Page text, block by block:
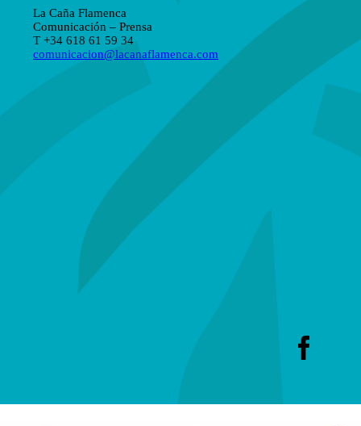
La Caña Flamenca
Comunicación – Prensa
T +34 618 61 59 34
comunicacion@lacanaflamenca.com